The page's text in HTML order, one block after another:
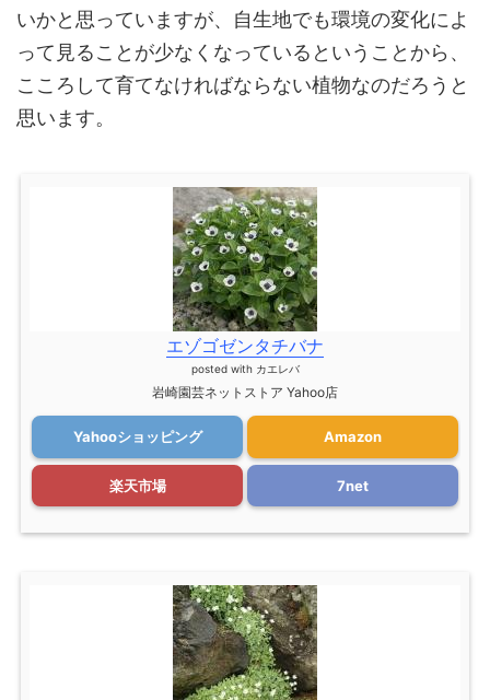
いかと思っていますが、自生地でも環境の変化によ
って見ることが少なくなっているということから、
こころして育てなければならない植物なのだろうと
思います。
エゾゴゼンタチバナ
posted with カエレバ
岩崎園芸ネットストア Yahoo店
Yahooショッピング Amazon
楽天市場 7net